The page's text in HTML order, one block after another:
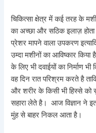
चिकित्सा क्षेत्र में कई तरह के
का अच्छा और सठिक इलाज़
प्रेशर मापने वाला उपकरण
उम्दा मशीनों का आविष्कार किया
के लिए भी दवाईयों का निर्माण
वह दिन रात परिश्रम करते है
और शरीर के किसी भी हिस्से को
सहारा लेते है। आज विज्ञान ने
मुंह से बाहर निकल आता है।